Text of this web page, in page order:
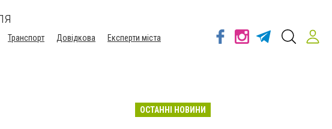
Транспорт Довідкова
Експерти міста
ОСТАННІ НОВИНИ